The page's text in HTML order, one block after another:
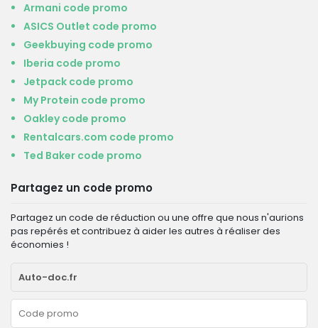
Armani code promo
ASICS Outlet code promo
Geekbuying code promo
Iberia code promo
Jetpack code promo
My Protein code promo
Oakley code promo
Rentalcars.com code promo
Ted Baker code promo
Partagez un code promo
Partagez un code de réduction ou une offre que nous n'aurions
pas repérés et contribuez à aider les autres à réaliser des
économies !